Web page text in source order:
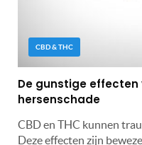
CBD & THC
De gunstige effecten
hersenschade
CBD en THC kunnen
Deze effecten zijn